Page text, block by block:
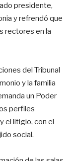
presidente,
y refrendó que
rectores en la
del Tribunal
y la familia
un Poder
perfiles
el litigio, con el
social.